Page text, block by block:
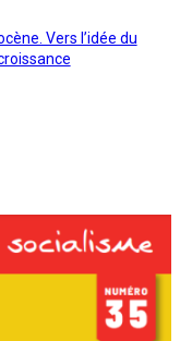
Vers l’idée du